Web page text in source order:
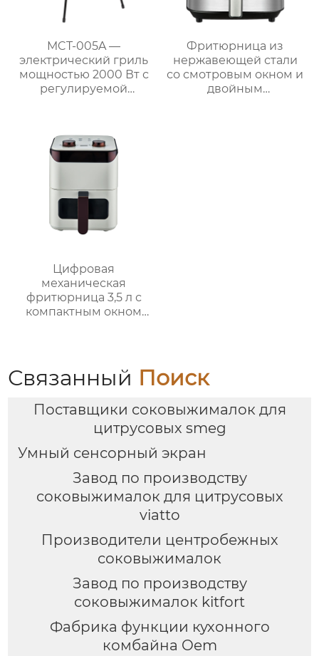
MCT-005A —
электрический гриль
мощностью 2000 Вт с
регулируемой
на природе
Фритюрница из
нержавеющей стали
со смотровым окном и
двойным
Цифровая
механическая
фритюрница 3,5 л с
компактным окном
Связанный Поиск
Поставщики соковыжималок для
цитрусовых smeg
Умный сенсорный экран
Завод по производству
соковыжималок для цитрусовых
viatto
Производители центробежных
соковыжималок
Завод по производству
соковыжималок kitfort
Фабрика функции кухонного
комбайна Oem